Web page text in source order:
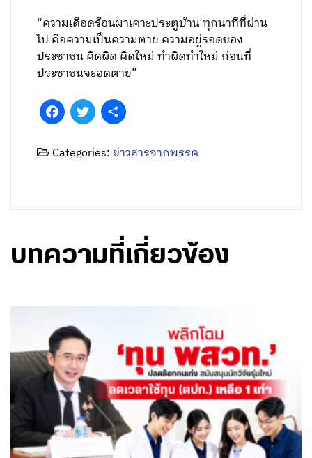
“ความเดือดร้อนมาเคาะประตูบ้าน ทุกนาทีที่ผ่าน
ไป คือความเป็นความตาย ความอยู่รอดของ
ประชาชน คิดผิด คิดใหม่ ทำผิดทำใหม่ ก่อนที่
ประชาชนจะอดตาย”
FacebookTwitter
Categories:ข่าวสารจากพรรค
บทความที่เกี่ยวข้อง